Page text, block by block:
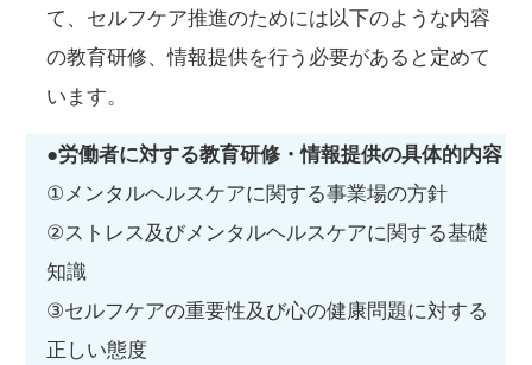
て、セルフケア推進のためには以下のような内容
の教育研修、情報提供を行う必要があると定めて
います。
●労働者に対する教育研修・情報提供の具体的内容
①メンタルヘルスケアに関する事業場の方針
②ストレス及びメンタルヘルスケアに関する基礎
知識
③セルフケアの重要性及び心の健康問題に対する
正しい態度